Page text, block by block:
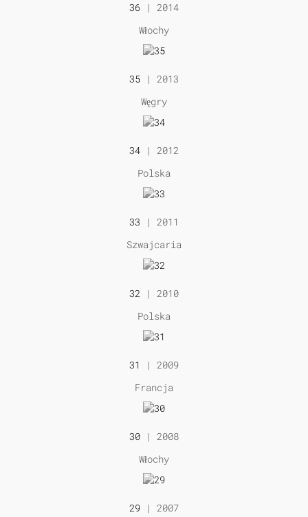
36 | 2014
Włochy
35 | 2013
Węgry
34 | 2012
Polska
33 | 2011
Szwajcaria
32 | 2010
Polska
31
| 2009
Francja
30 | 2008
Włochy
29 | 2007